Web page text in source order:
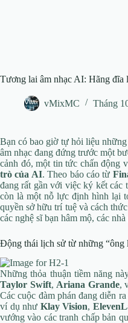
Tương lai âm nhạc AI: Hãng đĩa
vMixMC Tháng
Bạn có bao giờ tự hỏi liệu
âm nhạc đang đứng trước một
cảnh đó, một tin tức chấn động
trò của AI. Theo báo cáo từ
đang rất gần với việc ký kết các
còn là một nỗ lực định hình lại
quyền sở hữu trí tuệ và cách
các nghệ sĩ bạn hâm mộ, các
Động thái lịch sử từ những “ông
Những thỏa thuận tiềm năng
Taylor Swift,Ariana Grande,
Các cuộc đàm phán đang diễn
ví dụ như Klay Vision,
vướng vào các tranh chấp bản